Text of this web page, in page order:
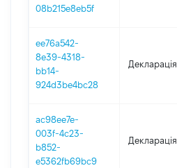
08b215e8eb5f
ee76a542-
8e39-4318-
bb14-
924d3be4bc28
Декларація
ac98ee7e-
003f-4c23-
b852-
e5362fb69bc9
Декларація